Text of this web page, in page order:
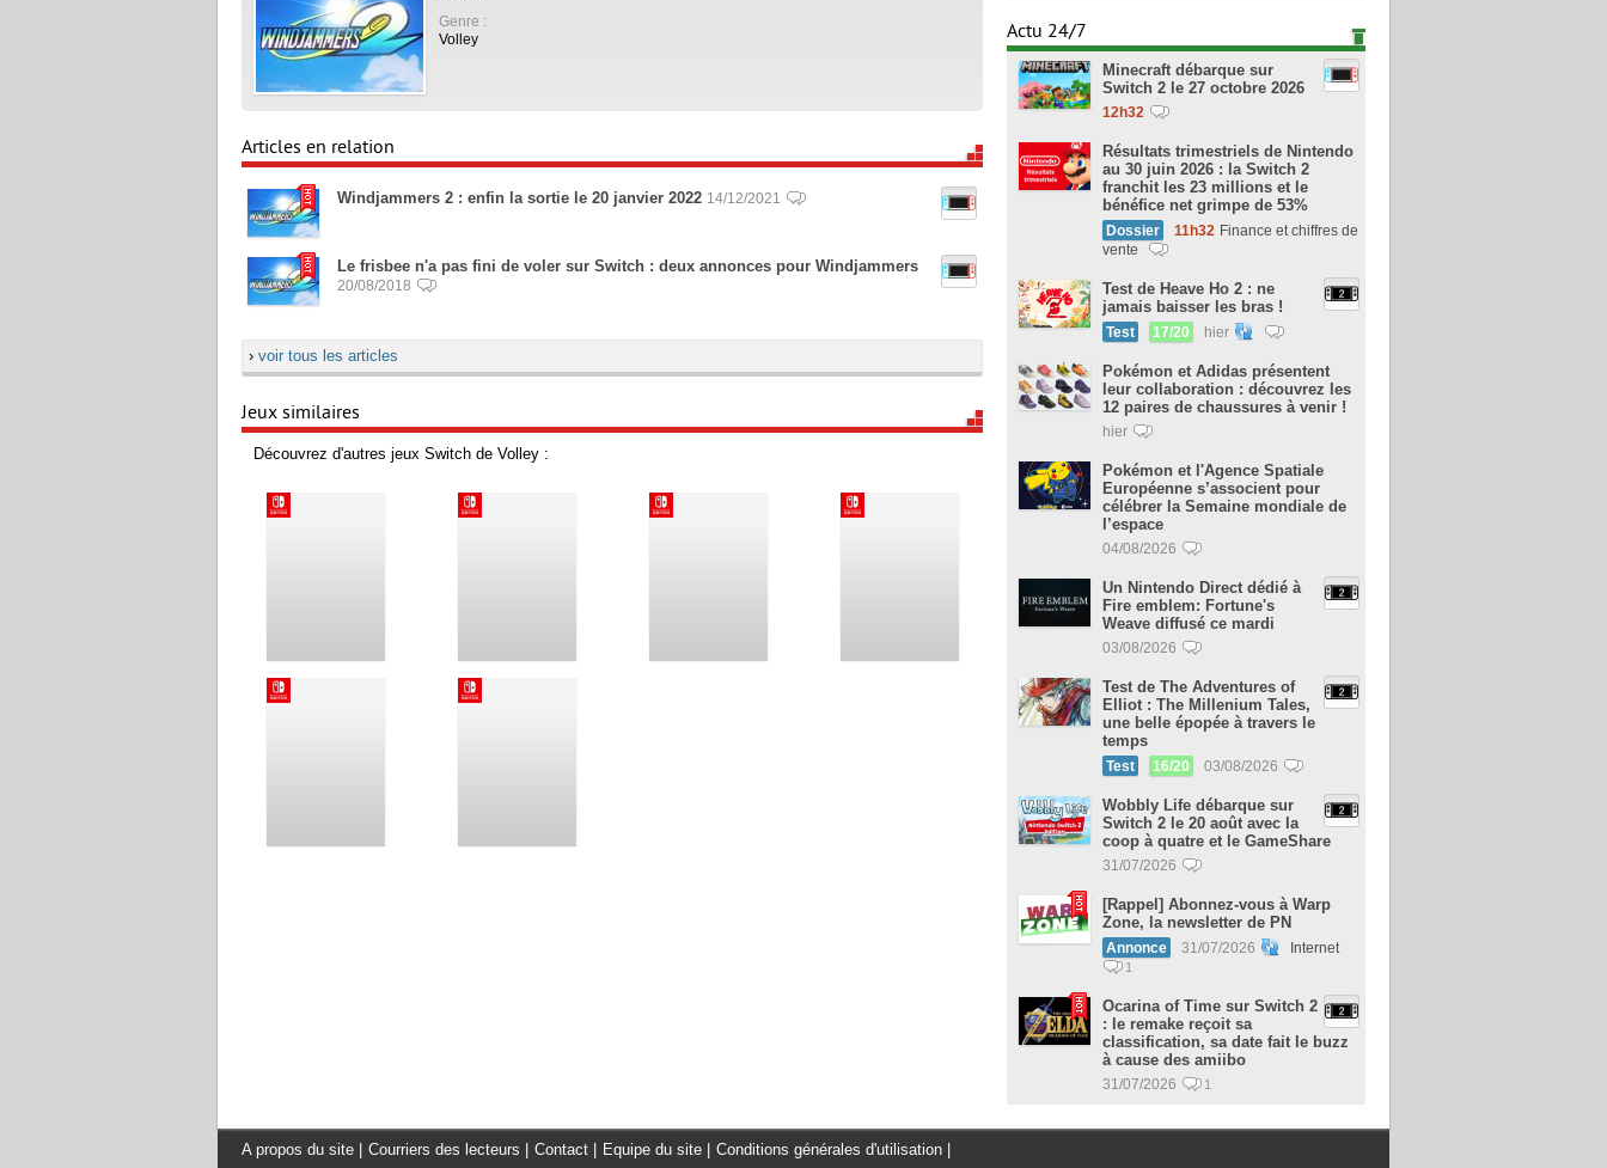
Genre :
Volley
Articles en relation
Windjammers 2 : enfin la sortie le 20 janvier 2022 14/12/2021
Le frisbee n'a pas fini de voler sur Switch : deux annonces pour Windjammers
20/08/2018
› voir tous les articles
Jeux similaires
Découvrez d'autres jeux Switch de Volley :
Actu 24/7
Minecraft débarque sur
Switch 2 le 27 octobre 2026
12h32
Résultats trimestriels de Nintendo
au 30 juin 2026 : la Switch 2
franchit les 23 millions et le
bénéfice net grimpe de 53%
Dossier 11h32 Finance et chiffres de
vente
Test de Heave Ho 2 : ne
jamais baisser les bras !
Test 17/20 hier
Pokémon et Adidas présentent
leur collaboration : découvrez les
12 paires de chaussures à venir !
hier
Pokémon et l'Agence Spatiale
Européenne s’associent pour
célébrer la Semaine mondiale de
l’espace
04/08/2026
Un Nintendo Direct dédié à
Fire emblem: Fortune's
Weave diffusé ce mardi
03/08/2026
Test de The Adventures of
Elliot : The Millenium Tales,
une belle épopée à travers le
temps
Test 16/20 03/08/2026
Wobbly Life débarque sur
Switch 2 le 20 août avec la
coop à quatre et le GameShare
31/07/2026
[Rappel] Abonnez-vous à Warp
Zone, la newsletter de PN
Annonce 31/07/2026 Internet
1
Ocarina of Time sur Switch 2
: le remake reçoit sa
classification, sa date fait le buzz
à cause des amiibo
31/07/2026 1
A propos du site Courriers des lecteurs Contact Equipe du site Conditions générales d'utilisation